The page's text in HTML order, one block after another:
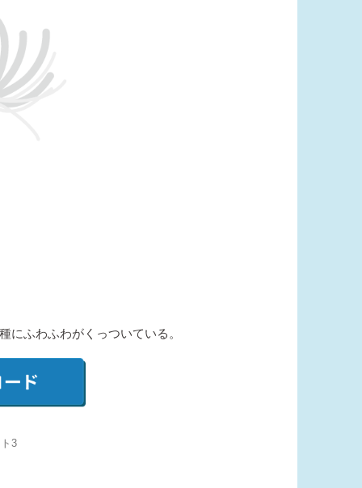
にふわふわがくっついている。
3